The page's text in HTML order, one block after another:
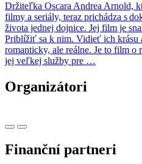
Držiteľka Oscara Andrea Arnold,
filmy a seriály, teraz prichádza s
života jednej dojnice. Jej film je
Priblížiť sa k nim. Vidieť ich krásu
romanticky, ale reálne. Je to film o
jej veľkej služby pre …
Organizátori
Finanční partneri